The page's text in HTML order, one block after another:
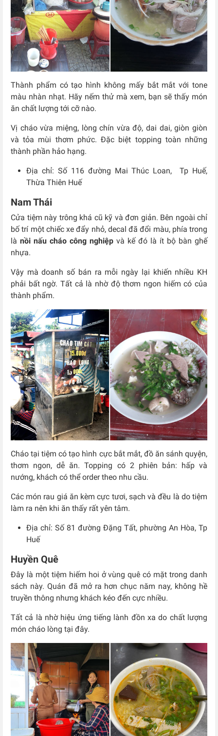
Thành phẩm có tạo hình không mấy bắt mắt với tone
màu nhàn nhạt. Hãy nếm thử mà xem, bạn sẽ thấy món
ăn chất lượng tới cỡ nào.
Vị cháo vừa miệng, lòng chín vừa độ, dai dai, giòn giòn
và tỏa mùi thơm phức. Đặc biệt topping toàn những
thành phần hảo hạng.
Địa chỉ: Số 116 đường Mai Thúc Loan,
Tp Huế,
Thừa Thiên Huế
Nam Thái
Cửa tiệm này trông khá cũ kỹ và đơn giản. Bên ngoài chỉ
bố trí một chiếc xe đẩy nhỏ, decal đã đổi màu, phía trong
là nồi nấu cháo công nghiệp và kế đó là ít bộ bàn ghế
nhựa.
Vậy mà doanh số bán ra mỗi ngày lại khiến nhiều KH
phải bất ngờ. Tất cả là nhờ độ thơm ngon hiếm có của
thành phẩm.
Cháo tại tiệm có tạo hình cực bắt mắt, đồ ăn sánh quyện,
thơm ngon, dễ ăn. Topping có 2 phiên bản: hấp và
nướng, khách có thể order theo nhu cầu.
Các món rau giá ăn kèm cực tươi, sạch và đều là do tiệm
làm ra nên khi ăn thấy rất yên tâm.
Địa chỉ: Số 81 đường Đặng Tất, phường An Hòa, Tp
Huế
Huyền Quê
Đây là một tiệm hiếm hoi ở vùng quê có mặt trong danh
sách này. Quán đã mở ra hơn chục năm nay, không hề
truyền thông nhưng khách kéo đến cực nhiều.
Tất cả là nhờ hiệu ứng tiếng lành đồn xa do chất lượng
món cháo lòng tại đây.